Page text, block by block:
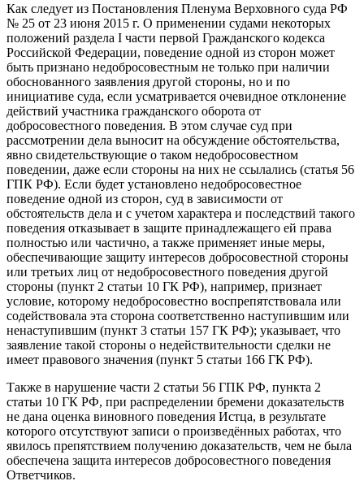
Как следует из Постановления Пленума Верховного суда РФ
№ 25 от 23 июня 2015 г. О применении судами некоторых
положений раздела I части первой Гражданского кодекса
Российской Федерации, поведение одной из сторон может
быть признано недобросовестным не только при наличии
обоснованного заявления другой стороны, но и по
инициативе суда, если усматривается очевидное отклонение
действий участника гражданского оборота от
добросовестного поведения. В этом случае суд при
рассмотрении дела выносит на обсуждение обстоятельства,
явно свидетельствующие о таком недобросовестном
поведении, даже если стороны на них не ссылались (статья 56
ГПК РФ). Если будет установлено недобросовестное
поведение одной из сторон, суд в зависимости от
обстоятельств дела и с учетом характера и последствий такого
поведения отказывает в защите принадлежащего ей права
полностью или частично, а также применяет иные меры,
обеспечивающие защиту интересов добросовестной стороны
или третьих лиц от недобросовестного поведения другой
стороны (пункт 2 статьи 10 ГК РФ), например, признает
условие, которому недобросовестно воспрепятствовала или
содействовала эта сторона соответственно наступившим или
ненаступившим (пункт 3 статьи 157 ГК РФ); указывает, что
заявление такой стороны о недействительности сделки не
имеет правового значения (пункт 5 статьи 166 ГК РФ).
Также в нарушение части 2 статьи 56 ГПК РФ, пункта 2
статьи 10 ГК РФ, при распределении бремени доказательств
не дана оценка виновного поведения Истца, в результате
которого отсутствуют записи о произведённых работах, что
явилось препятствием получению доказательств, чем не была
обеспечена защита интересов добросовестного поведения
Ответчиков.